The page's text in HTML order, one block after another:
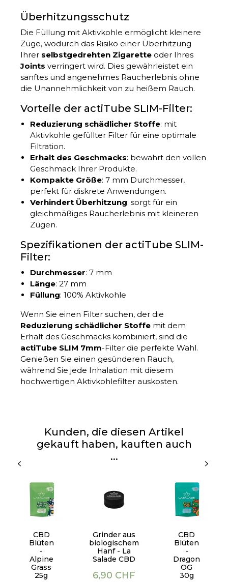
Überhitzungsschutz
Die Füllung mit Aktivkohle ermöglicht kleinere
Züge, wodurch das Risiko einer Überhitzung
Ihrer selbstgedrehten Zigarette oder Ihres
Joints verringert wird. Dies gewährleistet ein
sanftes und angenehmes Raucherlebnis ohne
die Unannehmlichkeit von zu heißem Rauch.
Vorteile der actiTube SLIM-Filter:
Reduzierung schädlicher Stoffe: mit
Aktivkohle gefüllter Filter für eine optimale
Filtration.
Erhalt des Geschmacks: bewahrt den vollen
Geschmack Ihrer Produkte.
Kompakte Größe: 7 mm Durchmesser,
perfekt für diskrete Anwendungen.
Verhindert Überhitzung: sorgt für ein
gleichmäßiges Raucherlebnis mit kleineren
Zügen.
Spezifikationen der actiTube SLIM-
Filter:
Durchmesser: 7 mm
Länge: 27 mm
Füllung: 100% Aktivkohle
Wenn Sie einen Filter suchen, der die
Reduzierung schädlicher Stoffe mit dem
Erhalt des Geschmacks kombiniert, sind die
actiTube SLIM 7mm-Filter die perfekte Wahl.
Genießen Sie einen gesünderen Rauch,
während Sie jede Inhalation mit diesem
hochwertigen Aktivkohlefilter auskosten.
Kunden, die diesen Artikel
gekauft haben, kauften auch
...
CBD
Blüten
-
Alpine
Grass
25g
Grinder aus
biologischem
Hanf - La
Salade CBD
Preis
6,90 CHF
CBD
Blüten
-
Dragon
OG
30g